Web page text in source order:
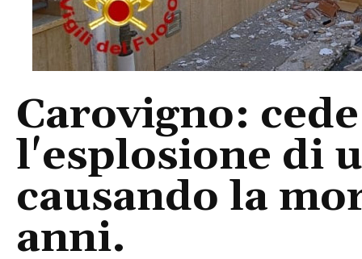
Carovigno:
l'esplosione di
causando la
anni.